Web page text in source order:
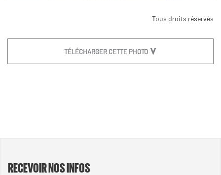
Tous droits réservés
TÉLÉCHARGER CETTE PHOTO
RECEVOIR NOS INFOS